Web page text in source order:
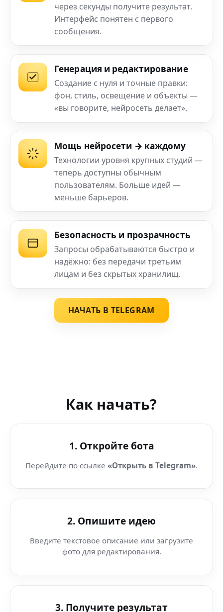
через секунды получите результат.
Интерфейс понятен с первого
сообщения.
Генерация и редактирование
Создание с нуля и точные правки:
фон, стиль, освещение и объекты —
«вы говорите, нейросеть делает».
Мощь нейросети → каждому
Технологии уровня крупных студий —
теперь доступны обычным
пользователям. Больше идей —
меньше барьеров.
Безопасность и прозрачность
Запросы обрабатываются быстро и
надёжно: без передачи третьим
лицам и без скрытых хранилищ.
НАЧАТЬ В TELEGRAM
Как начать?
1. Откройте бота
Перейдите по ссылке «Открыть в Telegram».
2. Опишите идею
Введите текстовое описание или загрузите
фото для редактирования.
3. Получите результат